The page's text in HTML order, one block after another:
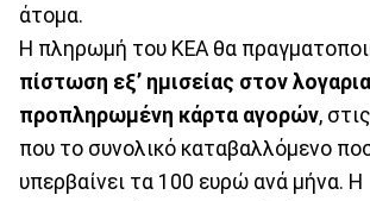
άτομα.
Η πληρωμή του ΚΕΑ θα
πίστωση εξ’ ημισείας στον
προπληρωμένη κάρτα αγορών,
που το συνολικό καταβαλλόμενο
υπερβαίνει τα 100 ευρώ ανά μήνα. Η